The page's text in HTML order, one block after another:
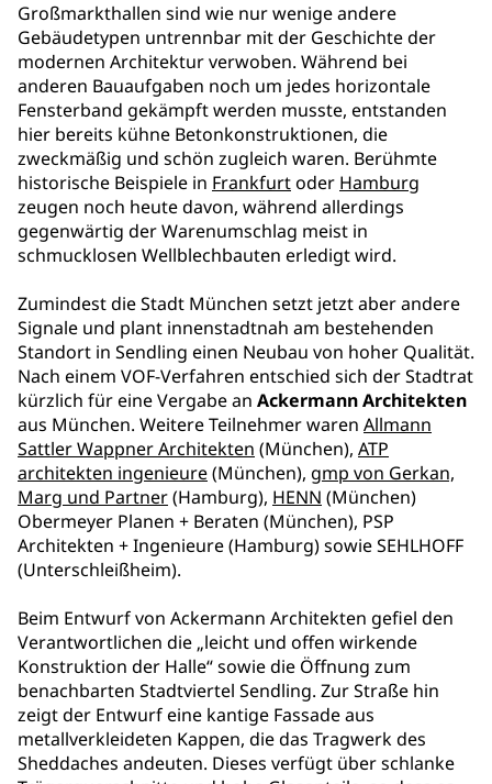
Großmarkthallen sind wie nur wenige andere
Gebäudetypen untrennbar mit der Geschichte der
modernen Architektur verwoben. Während bei
anderen Bauaufgaben noch um jedes horizontale
Fensterband gekämpft werden musste, entstanden
hier bereits kühne Betonkonstruktionen, die
zweckmäßig und schön zugleich waren. Berühmte
historische Beispiele in Frankfurtoder Hamburg
zeugen noch heute davon, während allerdings
gegenwärtig der Warenumschlag meist in
schmucklosen Wellblechbauten erledigt wird.
Zumindest die Stadt München setzt jetzt aber andere
Signale und plant innenstadtnah am bestehenden
Standort in Sendling einen Neubau von hoher Qualität.
Nach einem VOF-Verfahren entschied sich der Stadtrat
kürzlich für eine Vergabe an Ackermann Architekten
aus München. Weitere Teilnehmer waren Allmann
Sattler Wappner Architekten (München), ATP
architekten ingenieure(München), gmp von Gerkan,
Marg und Partner(Hamburg), HENN (München)
Obermeyer Planen + Beraten (München), PSP
Architekten + Ingenieure (Hamburg) sowie SEHLHOFF
(Unterschleißheim).
Beim Entwurf von Ackermann Architekten gefiel den
Verantwortlichen die „leicht und offen wirkende
Konstruktion der Halle“ sowie die Öffnung zum
benachbarten Stadtviertel Sendling. Zur Straße hin
zeigt der Entwurf eine kantige Fassade aus
metallverkleideten Kappen, die das Tragwerk des
Sheddaches andeuten. Dieses verfügt über schlanke